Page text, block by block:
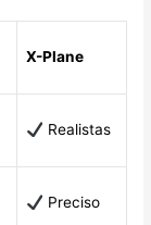
X-Plane
Realistas
Preciso